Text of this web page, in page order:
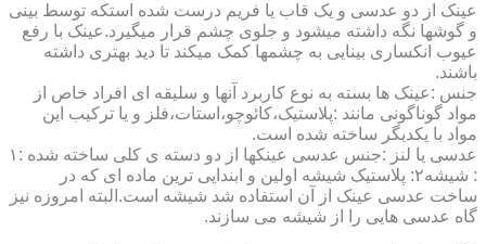
عینک از دو عدسی و یک قاب یا فریم درست شده استکه توسط بینی
و گوشها نگه داشته میشود و جلوی چشم قرار میگیرد.عینک با رفع
عیوب انکساری بینایی به چشمها کمک میکند تا دید بهتری داشته
باشند.
جنس :عینک ها بسته به نوع کاربرد آنها و سلیقه ای افراد خاص از
مواد گوناگونی مانند :پلاستیک،کائوچو،استات،فلز و یا ترکیب این
مواد با یکدیگر ساخته شده است.
عدسی یا لنز :جنس عدسی عینکها از دو دسته ی کلی ساخته شده :۱
: شیشه۲: پلاستیک شیشه اولین و ابندایی ترین ماده ای که در
ساخت عدسی عینک از آن استفاده شد شیشه است.البته امروزه نیز
گاه عدسی هایی را از شیشه می سازند.